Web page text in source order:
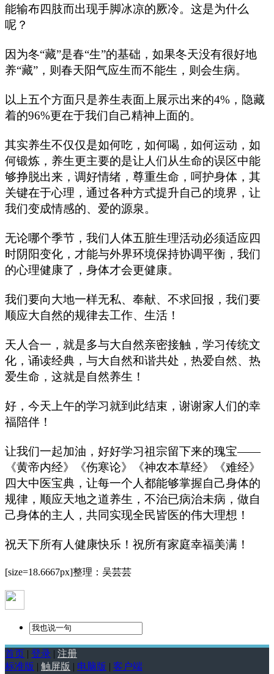
能输布四肢而出现手脚冰凉的厥冷。这是为什么
呢？
因为冬“藏”是春“生”的基础，如果冬天没有很好地
养“藏”，则春天阳气应生而不能生，则会生病。
以上五个方面只是养生表面上展示出来的4%，隐藏
着的96%更在于我们自己精神上面的。
其实养生不仅仅是如何吃，如何喝，如何运动，如
何锻炼，养生更主要的是让人们从生命的误区中能
够挣脱出来，调好情绪，尊重生命，呵护身体，其
关键在于心理，通过各种方式提升自己的境界，让
我们变成情感的、爱的源泉。
无论哪个季节，我们人体五脏生理活动必须适应四
时阴阳变化，才能与外界环境保持协调平衡，我们
的心理健康了，身体才会更健康。
我们要向大地一样无私、奉献、不求回报，我们要
顺应大自然的规律去工作、生活！
天人合一，就是多与大自然亲密接触，学习传统文
化，诵读经典，与大自然和谐共处，热爱自然、热
爱生命，这就是自然养生！
好，今天上午的学习就到此结束，谢谢家人们的幸
福陪伴！
让我们一起加油，好好学习祖宗留下来的瑰宝——
《黄帝内经》《伤寒论》《神农本草经》《难经》
四大中医宝典，让每一个人都能够掌握自己身体的
规律，顺应天地之道养生，不治已病治未病，做自
己身体的主人，共同实现全民皆医的伟大理想！
祝天下所有人健康快乐！祝所有家庭幸福美满！
[size=18.6667px]整理：吴芸芸
首页 | 登录 | 注册
标准版 | 触屏版 | 电脑版 | 客户端